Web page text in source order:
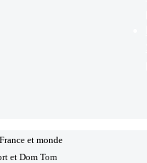
et monde
et Dom Tom